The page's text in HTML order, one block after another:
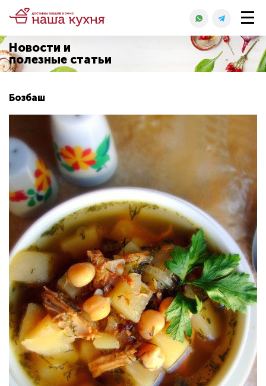
Новости и
полезные статьи
Бозбаш